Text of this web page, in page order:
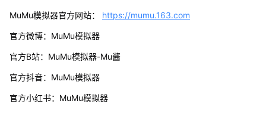
MuMu模拟器官方网站： https://mumu.163.com
官方微博：MuMu模拟器
官方B站：MuMu模拟器-Mu酱
官方抖音：MuMu模拟器
官方小红书：MuMu模拟器